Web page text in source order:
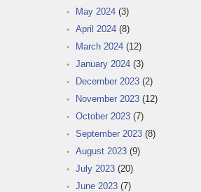
May 2024 (3)
April 2024 (8)
March 2024 (12)
January 2024 (3)
December 2023 (2)
November 2023 (12)
October 2023 (7)
September 2023 (8)
August 2023 (9)
July 2023 (20)
June 2023 (7)